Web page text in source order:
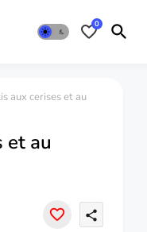
0
aux cerises et au
et au
share